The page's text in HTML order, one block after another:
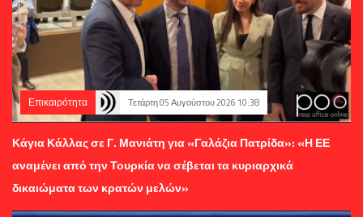
Επικαιρότητα Τετάρτη 05 Αυγούστου 2026 10:38
Κάγια Κάλλας σε Γ. Μανιάτη για «Γαλάζια Πατρίδα»: «Η ΕΕ
αναμένει από την Τουρκία να σέβεται τα κυριαρχικά
δικαιώματα των κρατών μελών»